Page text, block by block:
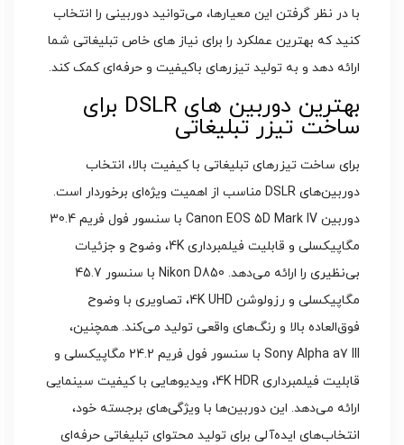
با در نظر گرفتن این معیارها، می‌توانید دوربینی را انتخاب
کنید که بهترین عملکرد را برای نیاز های خاص تبلیغاتی شما
ارائه دهد و به تولید تیزرهای باکیفیت و حرفه‌ای کمک کند.
بهترین دوربین‌ های DSLR برای
ساخت تیزر تبلیغاتی
برای ساخت تیزرهای تبلیغاتی با کیفیت بالا، انتخاب
دوربین‌های DSLR مناسب از اهمیت ویژه‌ای برخوردار است.
دوربین Canon EOS 5D Mark IV با سنسور فول فریم 30.4
مگاپیکسلی و قابلیت فیلمبرداری 4K، وضوح و جزئیات
بی‌نظیری را ارائه می‌دهد. Nikon D850 با سنسور 45.7
مگاپیکسلی و رزولوشن 4K UHD، تصاویری با وضوح
فوق‌العاده بالا و رنگ‌های واقعی تولید می‌کند. همچنین،
Sony Alpha a7 III با سنسور فول فریم 24.2 مگاپیکسلی و
قابلیت فیلمبرداری 4K HDR، ویدیوهایی با کیفیت سینمایی
ارائه می‌دهد. این دوربین‌ها با ویژگی‌های برجسته خود،
انتخاب‌های ایده‌آلی برای تولید محتوای تبلیغاتی حرفه‌ای